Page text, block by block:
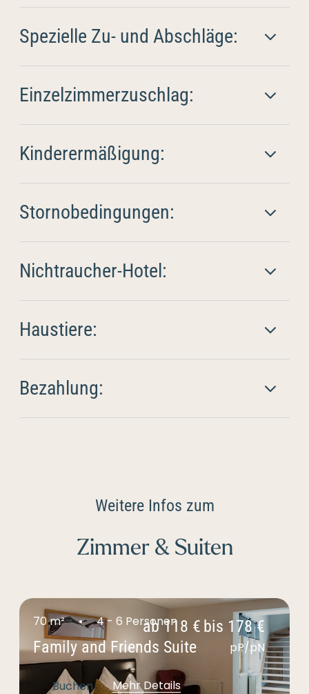
Spezielle Zu- und Abschläge:
Einzelzimmerzuschlag:
Kinderermäßigung:
Stornobedingungen:
Nichtraucher-Hotel:
Haustiere:
Bezahlung:
Weitere Infos zum
Zimmer & Suiten
ab118 € bis 178 €
pP/pN
70 m² 4 - 6 Personen
Family and Friends Suite
Buchen Mehr Details